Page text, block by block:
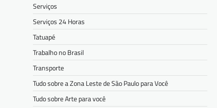
Serviços
Serviços 24 Horas
Tatuapé
Trabalho no Brasil
Transporte
Tudo sobre a Zona Leste de São Paulo para Você
Tudo sobre Arte para você